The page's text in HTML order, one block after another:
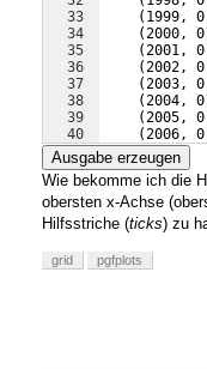
33
34
35
36
37
38
39
40
41
( 1999, 0
(2000, 0
(2001, 0
(2002, 0
(2003, 0
(2004, 0
(2005, 0
(2006, 0
(2007, 0
Ausgabe erzeugen
Wie bekomme ich die
obersten x-Achse
Hilfsstriche (ticks) zu
grid pgfplots